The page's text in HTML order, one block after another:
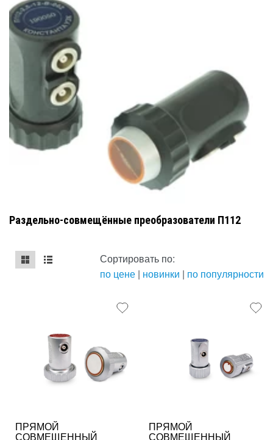
Раздельно-совмещённые преобразователи П112
mse2_chunk_default
mse2_chunk_alternate
Сортировать по:
по цене | новинки | по популярности
ПРЯМОЙ
СОВМЕЩЕННЫЙ
ПРЯМОЙ
СОВМЕЩЕННЫЙ